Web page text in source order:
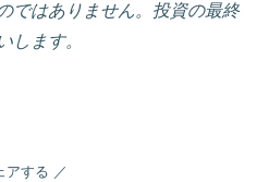
ではありません。投資の最終
します。
アする